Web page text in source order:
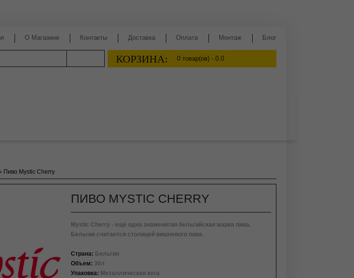
О Магазине Контакты Доставка Оплата Монтаж Блог
КОРЗИНА: 0 товар(ов) - 0.0
Пиво Mystic Cherry
ПИВО MYSTIC CHERRY
Mystic Cherry - ещё одна знаменитая бельгийская марка пива.
Бельгия считается столицей вишневого пива.
Страна: Бельгия
Объем: 30л
Упаковка: Металлическая кега